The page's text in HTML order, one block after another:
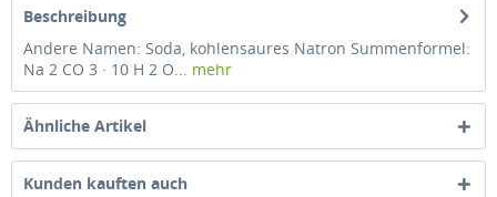
Beschreibung
Andere Namen: Soda, kohlensaures Natron Summenformel:
Na 2 CO 3 · 10 H 2 O... mehr
Ähnliche Artikel
Kunden kauften auch